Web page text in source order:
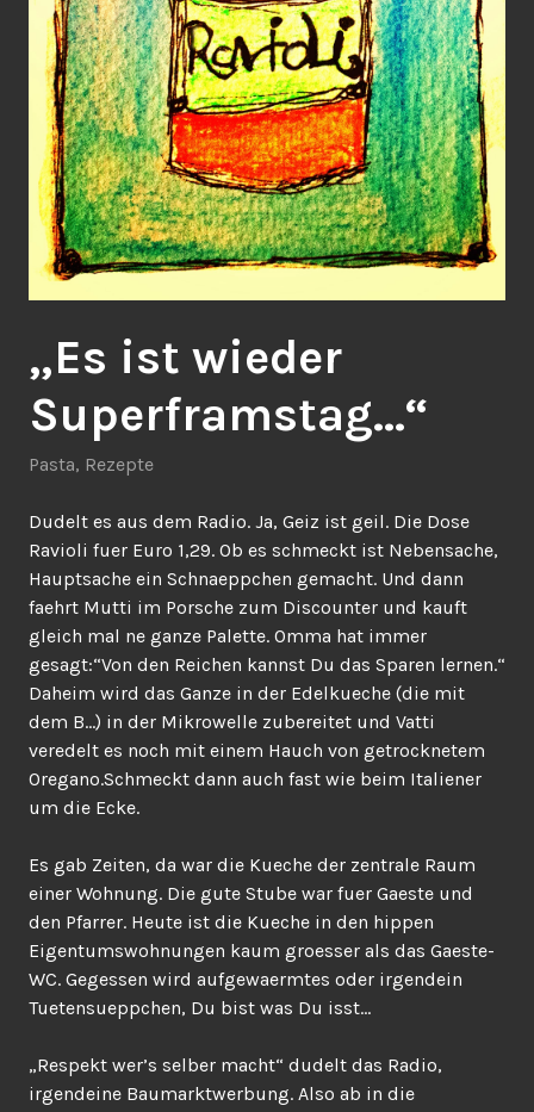
„Es ist wieder
Superframstag…“
Pasta, Rezepte
Dudelt es aus dem Radio. Ja, Geiz ist geil. Die Dose
Ravioli fuer Euro 1,29. Ob es schmeckt ist Nebensache,
Hauptsache ein Schnaeppchen gemacht. Und dann
faehrt Mutti im Porsche zum Discounter und kauft
gleich mal ne ganze Palette. Omma hat immer
gesagt:“Von den Reichen kannst Du das Sparen lernen.“
Daheim wird das Ganze in der Edelkueche (die mit
dem B…) in der Mikrowelle zubereitet und Vatti
veredelt es noch mit einem Hauch von getrocknetem
Oregano.Schmeckt dann auch fast wie beim Italiener
um die Ecke.
Es gab Zeiten, da war die Kueche der zentrale Raum
einer Wohnung. Die gute Stube war fuer Gaeste und
den Pfarrer. Heute ist die Kueche in den hippen
Eigentumswohnungen kaum groesser als das Gaeste-
WC. Gegessen wird aufgewaermtes oder irgendein
Tuetensueppchen, Du bist was Du isst…
„Respekt wer’s selber macht“ dudelt das Radio,
irgendeine Baumarktwerbung. Also ab in die